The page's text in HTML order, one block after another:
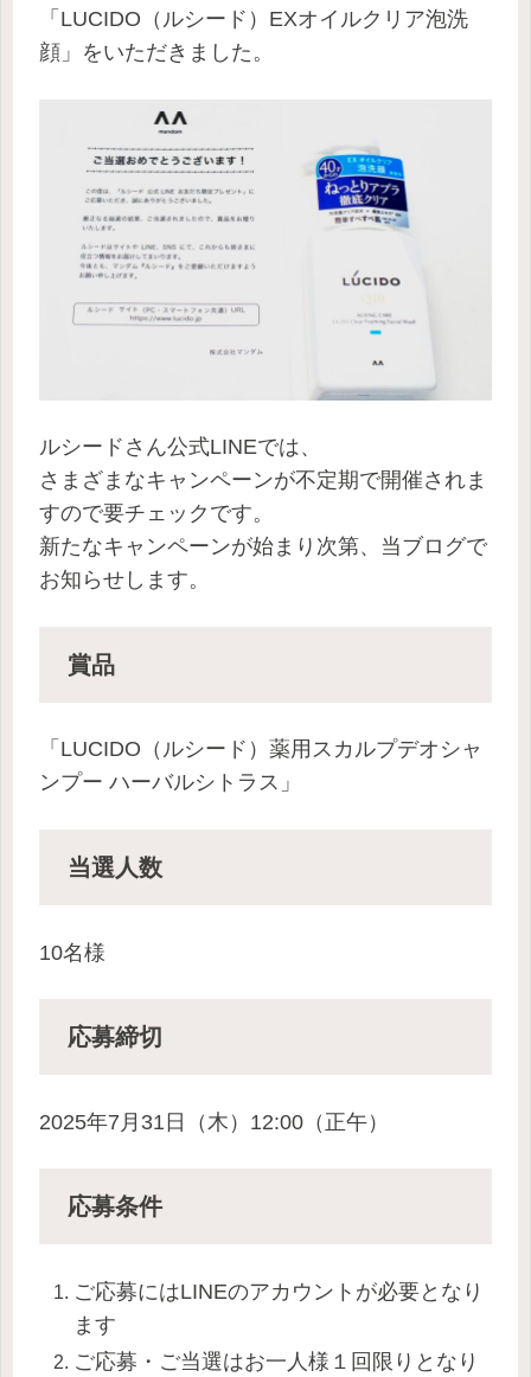
「LUCIDO（ルシード）EXオイルクリア泡洗
顔」をいただきました。
ルシードさん公式LINEでは、
さまざまなキャンペーンが不定期で開催されま
すので要チェックです。
新たなキャンペーンが始まり次第、当ブログで
お知らせします。
賞品
「 LUCIDO（ルシード ） 薬用スカルプデオシャ
ンプー ハーバルシトラス」
当選人数
10名様
応募締切
2025年7月31日（木）12:00（正午）
応募条件
ご応募にはLINEのアカウントが必要となり
ます
ご応募・ ご当選はお一人様１回限りとなり